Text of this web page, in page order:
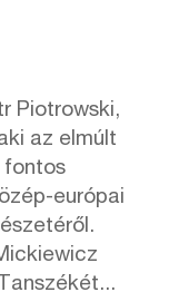
Piotrowski,
az elmúlt
fontos
európai